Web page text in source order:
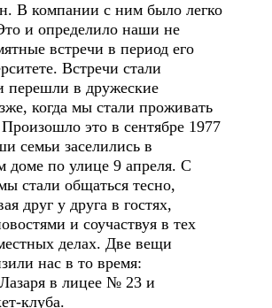
В компании с ним было легко
и определило наши не
встречи в период его
Встречи стали
перешли в дружеские
когда мы стали проживать
это в сентябре 1977
семьи заселились в
доме по улице 9 апреля. С
стали общаться тесно,
друг у друга в гостях,
и соучаствуя в тех
делах. Две вещи
нас в то время:
в лицее № 23 и
клуба.